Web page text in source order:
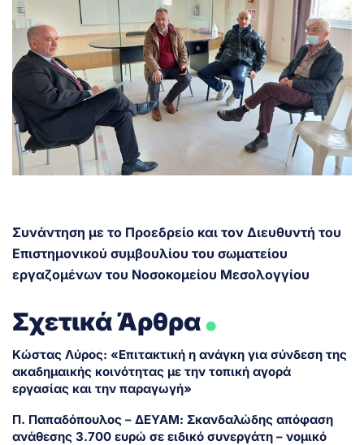
Συνάντηση με το Προεδρείο και τον Διευθυντή του
Επιστημονικού συμβουλίου του σωματείου
εργαζομένων του Νοσοκομείου Μεσολογγίου
Σχετικά Άρθρα.
Κώστας Λύρος: «Επιτακτική η ανάγκη για σύνδεση της
ακαδημαικής κοινότητας με την τοπική αγορά
εργασίας και την παραγωγή»
Π. Παπαδόπουλος – ΔΕΥΑΜ: Σκανδαλώδης απόφαση
ανάθεσης 3.700 ευρώ σε ειδικό συνεργάτη – νομικό